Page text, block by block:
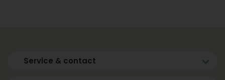
Service & contact